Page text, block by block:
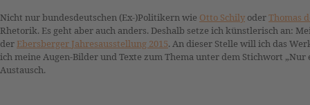
Nicht nur bundesdeutschen (Ex-)Politikern wie Otto Schily oderThomas
Rhetorik. Es geht aber auch anders. Deshalb setze ich künstlerisch an:
der Ebersberger Jahresausstellung 2015. An dieser Stelle will ich das
ich meine Augen-Bilder und Texte zum Thema unter dem Stichwort
Austausch.